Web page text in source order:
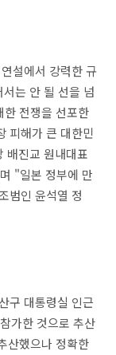
설에서 강력한 규
는 안 될 선을 넘
한 전쟁을 선포한
피해가 큰 대한민
배진교 원내대표
"일본 정부에 만
범인 윤석열 정
구 대통령실 인근
가한 것으로 추산
산했으나 정확한